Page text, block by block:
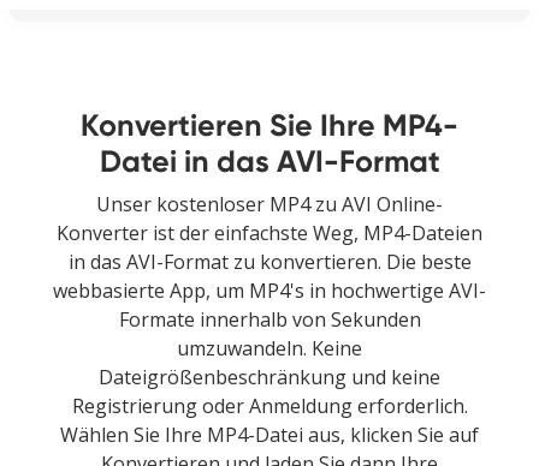
Konvertieren Sie Ihre MP4-
Datei in das AVI-Format
Unser kostenloser MP4 zu AVI Online-
Konverter ist der einfachste Weg, MP4-Dateien
in das AVI-Format zu konvertieren. Die beste
webbasierte App, um MP4's in hochwertige AVI-
Formate innerhalb von Sekunden
umzuwandeln. Keine
Dateigrößenbeschränkung und keine
Registrierung oder Anmeldung erforderlich.
Wählen Sie Ihre MP4-Datei aus, klicken Sie auf